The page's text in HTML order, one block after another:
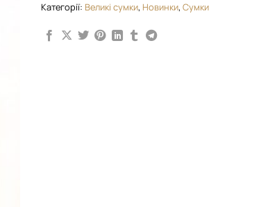
Категорії: Великі сумки, Новинки, Сумки